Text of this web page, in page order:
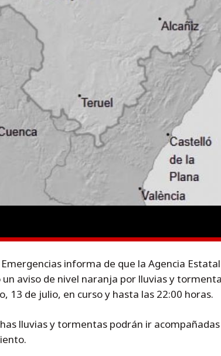
informa de que la Agencia
aviso de nivel naranja por lluvias y
13 de julio, en curso y hasta las 22:00 horas.
lluvias y tormentas podrán ir